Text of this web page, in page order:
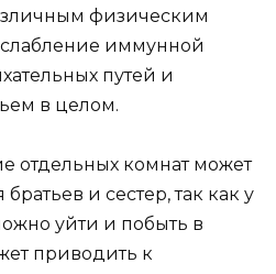
физическим
иммунной
путей и
в целом.
отдельных комнат может
и сестер, так как у
уйти и побыть в
приводить к